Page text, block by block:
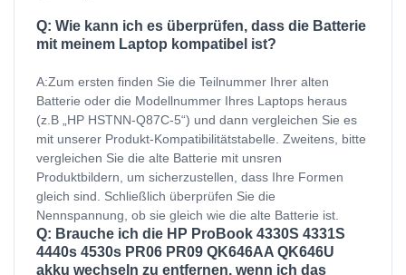
Q: Wie kann ich es überprüfen, dass die Batterie
mit meinem Laptop kompatibel ist?
A:Zum ersten finden Sie die Teilnummer Ihrer alten
Batterie oder die Modellnummer Ihres Laptops heraus
(z.B „HP HSTNN-Q87C-5“) und dann vergleichen Sie es
mit unserer Produkt-Kompatibilitätstabelle. Zweitens, bitte
vergleichen Sie die alte Batterie mit unsren
Produktbildern, um sicherzustellen, dass Ihre Formen
gleich sind. Schließlich überprüfen Sie die
Nennspannung, ob sie gleich wie die alte Batterie ist.
Q: Brauche ich die HP ProBook 4330S 4331S
4440s 4530s PR06 PR09 QK646AA QK646U
akku wechseln zu entfernen, wenn ich das